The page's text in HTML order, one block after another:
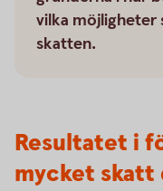
vilka möjligheter
skatten.
Resultatet i
mycket skatt